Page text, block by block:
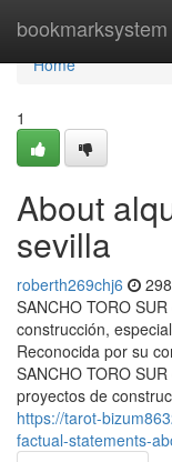
bookmarksystem
Home
Home
1
About
sevilla
roberth269chj6
SANCHO TORO
construcción,
Reconocida por su
SANCHO TORO
proyectos de
https://tarot-
factual-statements-